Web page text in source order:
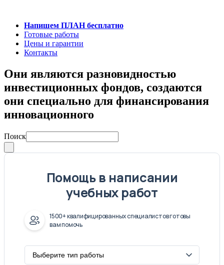
Напишем ПЛАН бесплатно
Готовые работы
Цены и гарантии
Контакты
Они являются разновидностью
инвестиционных фондов, создаются
они специально для финансирования
инновационного
Поиск
Помощь в написании
учебных работ
1500+ квалифицированных специалистов готовы
вам помочь